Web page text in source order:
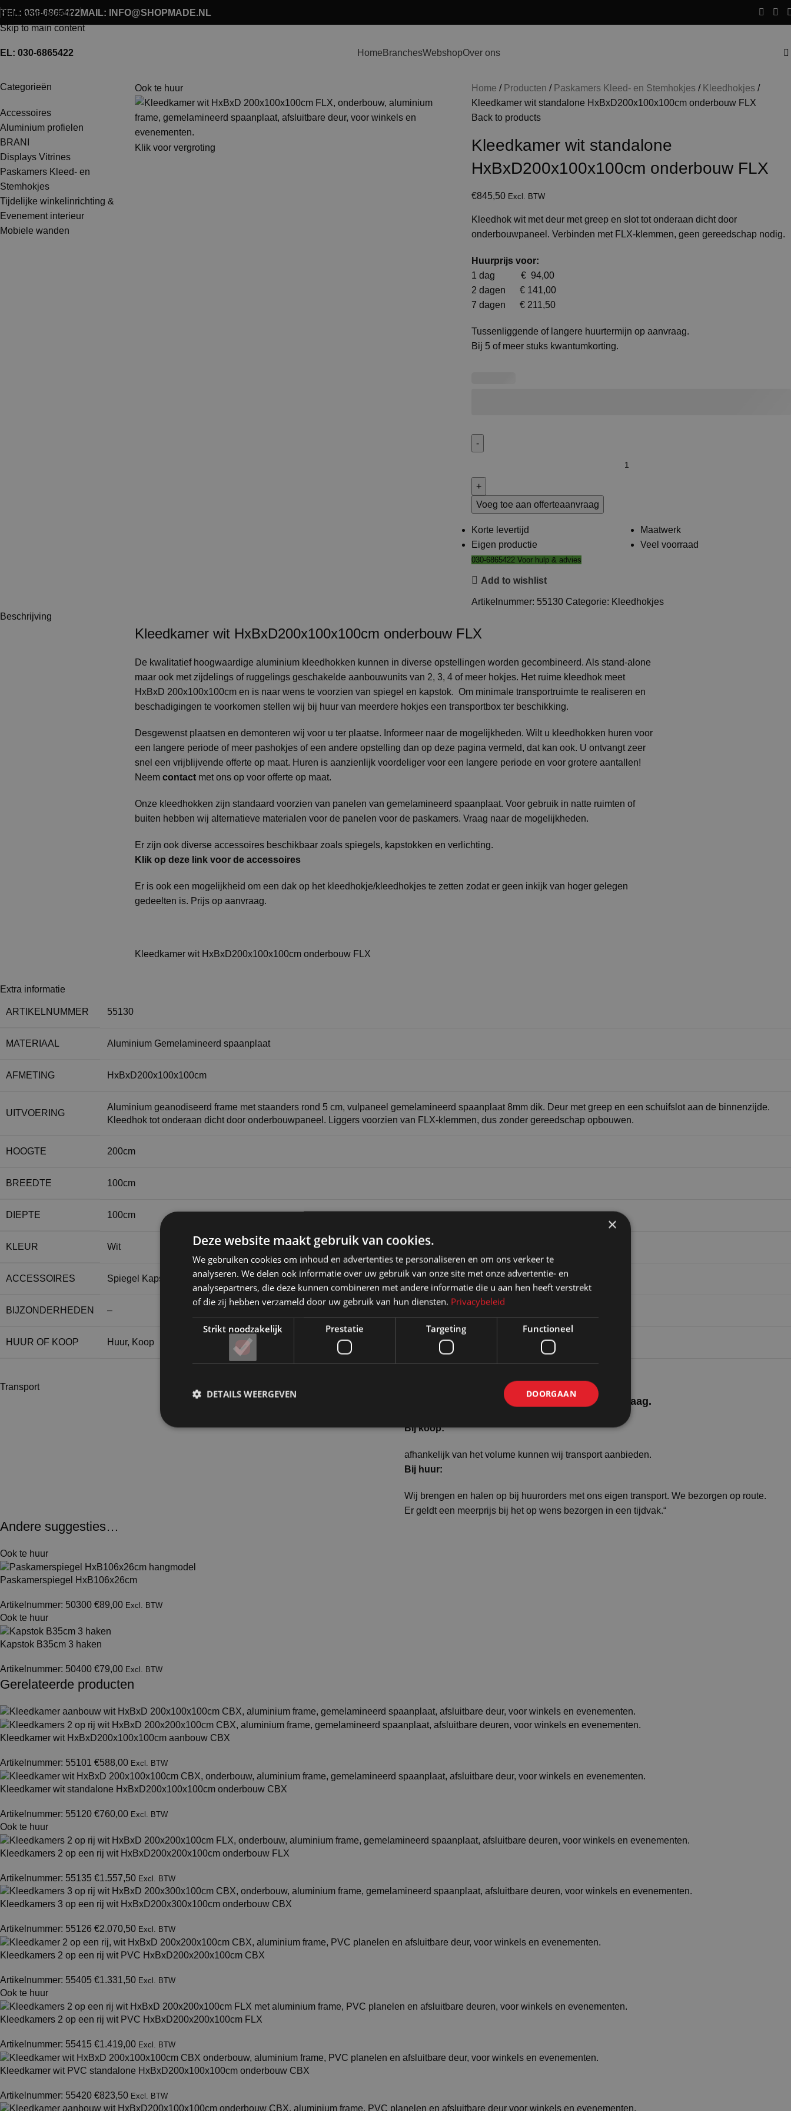
Skip to navigation
Skip to main content
TEL: 030-6865422 MAIL: INFO@SHOPMADE.NL
030-6865422 Home BranchesWebshopOver ons
Categorieën
Accessoires
Aluminium profielen
BRANI
Displays Vitrines
Paskamers Kleed- en
Stemhokjes
Tijdelijke winkelinrichting &
Evenement interieur
Mobiele wanden
Ook te huur
Klik voor vergroting
Home Producten Paskamers Kleed- en Stemhokjes
Kleedhokjes
Kleedkamer wit standalone HxBxD200x100x100cm onderbouw FLX
Back to products
Kleedkamer wit standalone
HxBxD200x100x100cm onderbouw FLX
€845,50 Excl. BTW
Kleedhok wit met deur met greep en slot tot onderaan dicht door
onderbouwpaneel. Verbinden met FLX-klemmen, geen gereedschap nodig.
Huurprijs voor:
1 dag € 94,00
2 dagen € 141,00
7 dagen € 211,50
Tussenliggende of langere huurtermijn op aanvraag.
Bij 5 of meer stuks kwantumkorting.
Voeg toe aan offerteaanvraag
Korte levertijd
Eigen productie
Maatwerk
Veel voorraad
030-6865422 Voor hulp & advies
Add to wishlist
Artikelnummer: 55130 Categorie: Kleedhokjes
Beschrijving
Kleedkamer wit HxBxD200x100x100cm onderbouw FLX
De kwalitatief hoogwaardige aluminium kleedhokken kunnen in diverse opstellingen worden gecombineerd. Als stand-alone
maar ook met zijdelings of ruggelings geschakelde aanbouwunits van 2, 3, 4 of meer hokjes. Het ruime kleedhok meet
HxBxD 200x100x100cm en is naar wens te voorzien van spiegel en kapstok. Om minimale transportruimte te realiseren en
beschadigingen te voorkomen stellen wij bij huur van meerdere hokjes een transportbox ter beschikking.
Desgewenst plaatsen en demonteren wij voor u ter plaatse. Informeer naar de mogelijkheden. Wilt u kleedhokken huren voor
een langere periode of meer pashokjes of een andere opstelling dan op deze pagina vermeld, dat kan ook. U ontvangt zeer
snel een vrijblijvende offerte op maat. Huren is aanzienlijk voordeliger voor een langere periode en voor grotere aantallen!
Neem contact met ons op voor offerte op maat.
Onze kleedhokken zijn standaard voorzien van panelen van gemelamineerd spaanplaat. Voor gebruik in natte ruimten of
buiten hebben wij alternatieve materialen voor de panelen voor de paskamers. Vraag naar de mogelijkheden.
Er zijn ook diverse accessoires beschikbaar zoals spiegels, kapstokken en verlichting.
Klik op deze link voor de accessoires
Er is ook een mogelijkheid om een dak op het kleedhokje/kleedhokjes te zetten zodat er geen inkijk van hoger gelegen
gedeelten is. Prijs op aanvraag.
Kleedkamer wit HxBxD200x100x100cm onderbouw FLX
Extra informatie
ARTIKELNUMMER 55130
MATERIAAL Aluminium Gemelamineerd spaanplaat
AFMETING HxBxD200x100x100cm
UITVOERING
Aluminium geanodiseerd frame met staanders rond 5 cm, vulpaneel gemelamineerd spaanplaat 8mm dik. Deur met greep en een schuifslot aan de binnenzijde.
Kleedhok tot onderaan dicht door onderbouwpaneel. Liggers voorzien van FLX-klemmen, dus zonder gereedschap opbouwen.
HOOGTE 200cm
BREEDTE 100cm
DIEPTE 100cm
KLEUR Wit
ACCESSOIRES Spiegel Kapstok
BIJZONDERHEDEN –
HUUR OF KOOP Huur, Koop
Transport
Transportprijzen voor huur en koop op aanvraag.
Bij koop:
afhankelijk van het volume kunnen wij transport aanbieden.
Bij huur:
Wij brengen en halen op bij huurorders met ons eigen transport. We bezorgen op route.
Er geldt een meerprijs bij het op wens bezorgen in een tijdvak.“
Andere suggesties…
Ook te huur
Paskamerspiegel HxB106x26cm
Artikelnummer: 50300 €89,00 Excl. BTW
Ook te huur
Kapstok B35cm 3 haken
Artikelnummer: 50400 €79,00 Excl. BTW
Gerelateerde producten
Kleedkamer wit HxBxD200x100x100cm aanbouw CBX
Artikelnummer: 55101 €588,00 Excl. BTW
Kleedkamer wit standalone HxBxD200x100x100cm onderbouw CBX
Artikelnummer: 55120 €760,00 Excl. BTW
Ook te huur
Kleedkamers 2 op een rij wit HxBxD200x200x100cm onderbouw FLX
Artikelnummer: 55135 €1.557,50 Excl. BTW
Kleedkamers 3 op een rij wit HxBxD200x300x100cm onderbouw CBX
Artikelnummer: 55126 €2.070,50 Excl. BTW
Kleedkamers 2 op een rij wit PVC HxBxD200x200x100cm CBX
Artikelnummer: 55405 €1.331,50 Excl. BTW
Ook te huur
Kleedkamers 2 op een rij wit PVC HxBxD200x200x100cm FLX
Artikelnummer: 55415 €1.419,00 Excl. BTW
Kleedkamer wit PVC standalone HxBxD200x100x100cm onderbouw CBX
Artikelnummer: 55420 €823,50 Excl. BTW
×
Deze website maakt gebruik van cookies.
We gebruiken cookies om inhoud en advertenties te personaliseren en om ons verkeer te
analyseren. We delen ook informatie over uw gebruik van onze site met onze advertentie- en
analysepartners, die deze kunnen combineren met andere informatie die u aan hen heeft verstrekt
of die zij hebben verzameld door uw gebruik van hun diensten. Privacybeleid
Strikt noodzakelijk Prestatie Targeting Functioneel
DOORGAAN
DETAILS WEERGEVEN